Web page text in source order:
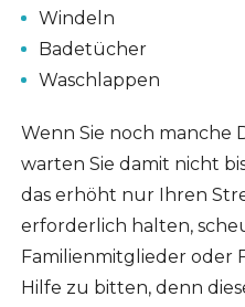
Windeln
Badetücher
Waschlappen
Wenn Sie noch manche
warten Sie damit nicht
das erhöht nur Ihren
erforderlich halten,
Familienmitglieder oder
Hilfe zu bitten, denn